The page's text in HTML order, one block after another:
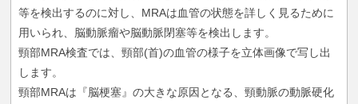
等を検出するのに対し、MRAは血管の状態を詳しく見るために
用いられ、脳動脈瘤や脳動脈閉塞等を検出します。
頸部MRA検査では、頸部(首)の血管の様子を立体画像で写し出
します。
頸部MRAは『脳梗塞』の大きな原因となる、頸動脈の動脈硬化